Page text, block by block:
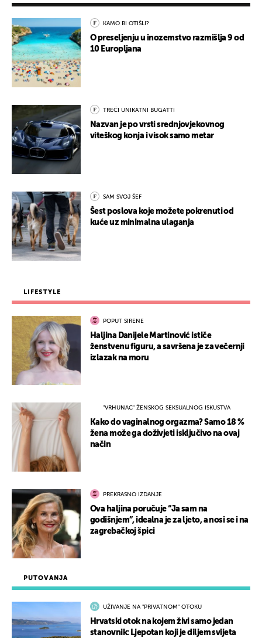
PUTOVANJA
UŽIVANJE NA "PRIVATNOM" OTOKU
Hrvatski otok na kojem živi samo jedan
stanovnik: Ljepotan koji je diljem svijeta
KAMO BI OTIŠLI?
O preseljenju u inozemstvo razmišlja 9 od
10 Europljana
TREĆI UNIKATNI BUGATTI
Nazvan je po vrsti srednjovjekovnog
viteškog konja i visok samo metar
SAM SVOJ ŠEF
Šest poslova koje možete pokrenuti od
kuće uz minimalna ulaganja
LIFESTYLE
POPUT SIRENE
Haljina Danijele Martinović ističe
ženstvenu figuru, a savršena je za večernji
izlazak na moru
"VRHUNAC" ŽENSKOG SEKSUALNOG ISKUSTVA
Kako do vaginalnog orgazma? Samo 18 %
žena može ga doživjeti isključivo na ovaj
način
PREKRASNO IZDANJE
Ova haljina poručuje “Ja sam na
godišnjem”, idealna je za ljeto, a nosi se i na
zagrebačkoj špici